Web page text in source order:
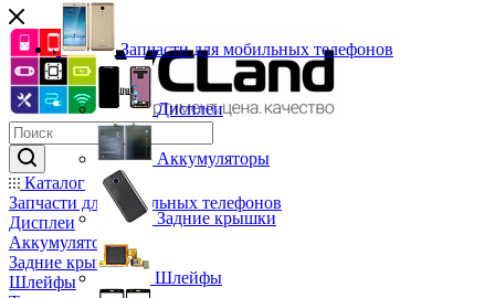
Каталог
Запчасти для мобильных телефонов
Дисплеи
Аккумуляторы
Задние крышки
Шлейфы
Запчасти для мобильных телефонов
Дисплеи
Аккумуляторы
Задние крышки
Шлейфы